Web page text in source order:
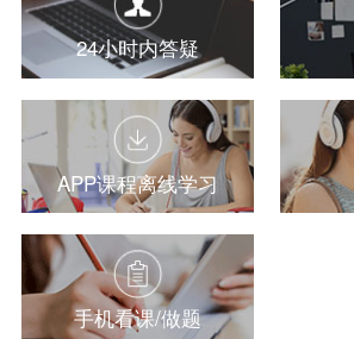
24小时内答疑
APP课程离线学习
手机看课/做题